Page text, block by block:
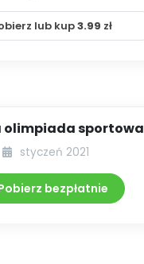
lub kup3.99 zł
olimpiada sportowa
styczeń 2021
bezpłatnie